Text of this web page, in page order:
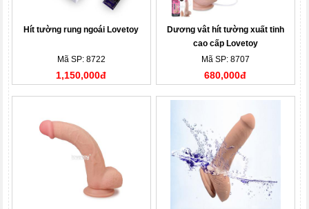
Hít tường rung ngoái Lovetoy
Mã SP: 8722
1,150,000đ
Dương vât hít tường xuất tinh
cao cấp Lovetoy
Mã SP: 8707
680,000đ